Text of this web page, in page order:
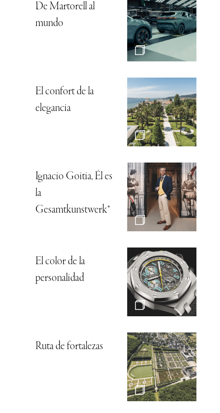
De Martorell al
mundo
El confort de la
elegancia
Ignacio Goitia, Él es
la
Gesamtkunstwerk*
El color de la
personalidad
Ruta de fortalezas